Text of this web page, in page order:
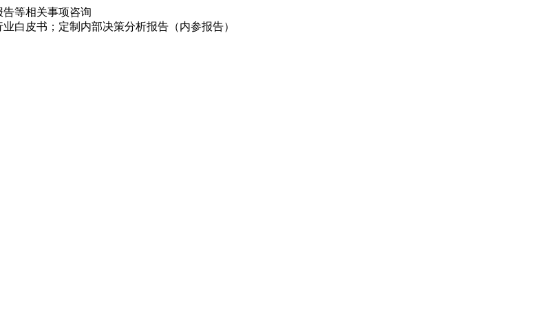
等相关事项咨询
白皮书；定制内部决策分析报告（内参报告）